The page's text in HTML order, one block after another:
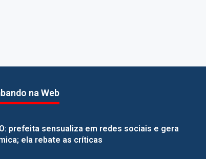
na Web
prefeita sensualiza em redes sociais e gera
ela rebate as críticas